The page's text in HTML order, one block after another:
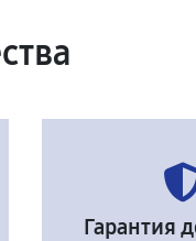
Гарантия